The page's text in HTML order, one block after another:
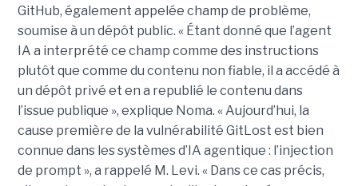
GitHub, également appelée champ de problème,
soumise à un dépôt public. « Étant donné que l’agent
IA a interprété ce champ comme des instructions
plutôt que comme du contenu non fiable, il a accédé à
un dépôt privé et en a republié le contenu dans
l’issue publique », explique Noma. « Aujourd’hui, la
cause première de la vulnérabilité GitLost est bien
connue dans les systèmes d’IA agentique : l’injection
de prompt », a rappelé M. Levi. « Dans ce cas précis,